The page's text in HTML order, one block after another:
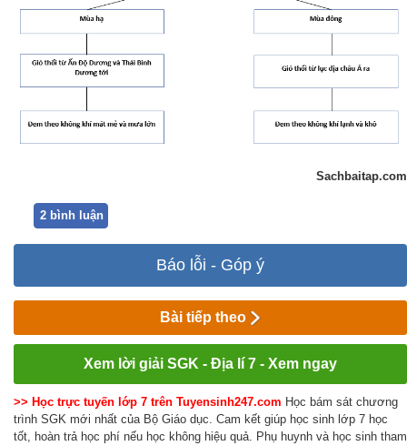
Sachbaitap.com
2 bình luận
Báo lỗi - Góp ý
Bài tiếp theo
Xem lời giải SGK - Địa lí 7 - Xem ngay
>> Học trực tuyến lớp 7 trên Tuyensinh247.com Học bám sát chương
trình SGK mới nhất của Bộ Giáo dục. Cam kết giúp học sinh lớp 7 học
tốt, hoàn trả học phí nếu học không hiệu quả. Phụ huynh và học sinh tham